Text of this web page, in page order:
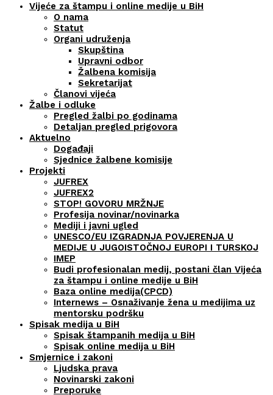
Vijeće za štampu i online medije u BiH
O nama
Statut
Organi udruženja
Skupština
Upravni odbor
Žalbena komisija
Sekretarijat
Članovi vijeća
Žalbe i odluke
Pregled žalbi po godinama
Detaljan pregled prigovora
Aktuelno
Događaji
Sjednice žalbene komisije
Projekti
JUFREX
JUFREX2
STOP! GOVORU MRŽNJE
Profesija novinar/novinarka
Mediji i javni ugled
UNESCO/EU IZGRADNJA POVJERENJA U
MEDIJE U JUGOISTOČNOJ EUROPI I TURSKOJ
IMEP
Budi profesionalan medij, postani član Vijeća
za štampu i online medije u BiH
Baza online medija(CPCD)
Internews – Osnaživanje žena u medijima uz
mentorsku podršku
Spisak medija u BiH
Spisak štampanih medija u BiH
Spisak online medija u BiH
Smjernice i zakoni
Ljudska prava
Novinarski zakoni
Preporuke